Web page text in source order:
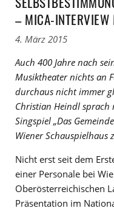
– MICA-INTERVIEW
4. März 2015
Auch 400 Jahre nach
Musiktheater nichts an
durchaus nicht immer
Christian Heindl sprach
Singspiel „Das
Wiener
Nicht erst seit dem
einer Personale bei
Oberösterreichischen
Präsentation im